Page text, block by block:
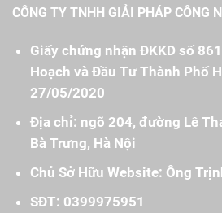
CÔNG TY TNHH GIẢI PHÁP CÔNG
Giấy chứng nhận ĐKKD số
Hoạch và Đầu Tư Thành Phố
27/05/2020
Địa chỉ: ngõ 204, đường Lê
Bà Trưng, Hà Nội
Chủ Sở Hữu Website: Ông
SĐT: 0399975951